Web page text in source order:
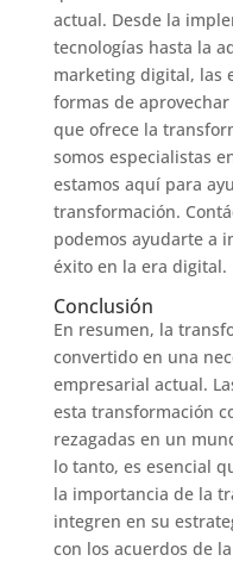
actual. Desde la
tecnologías hasta la
marketing digital, las
formas de
que ofrece la
somos especialistas
estamos aquí para
transformación.
podemos ayudarte a
éxito en la era digital.
Conclusión
En resumen, la
convertido en una
empresarial actual.
esta transformación
rezagadas en un
lo tanto, es esencial
la importancia de la
integren en su
con los acuerdos de